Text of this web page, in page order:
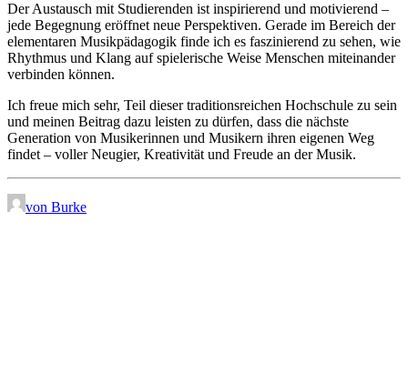
Der Austausch mit Studierenden ist inspirierend und motivierend –
jede Begegnung eröffnet neue Perspektiven. Gerade im Bereich der
elementaren Musikpädagogik finde ich es faszinierend zu sehen, wie
Rhythmus und Klang auf spielerische Weise Menschen miteinander
verbinden können.
Ich freue mich sehr, Teil dieser traditionsreichen Hochschule zu sein
und meinen Beitrag dazu leisten zu dürfen, dass die nächste
Generation von Musikerinnen und Musikern ihren eigenen Weg
findet – voller Neugier, Kreativität und Freude an der Musik.
von Burke